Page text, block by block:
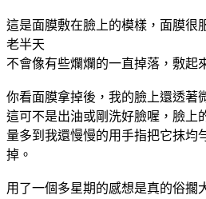
這是面膜敷在臉上的模樣，面膜很
老半天
不會像有些爛爛的一直掉落，敷起
你看面膜拿掉後，我的臉上還透著
這可不是出油或剛洗好臉喔，臉上
量多到我還慢慢的用手指把它抹均
掉。
用了一個多星期的感想是真的俗擱